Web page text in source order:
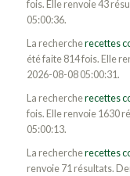
fois. Elle renvoie 43
05:00:36.
La rechercherecettes
été faite 814 fois. Elle
2026-08-08 05:00:31.
La rechercherecettes
fois. Elle renvoie 1630
05:00:13.
La rechercherecettes
renvoie 71 résultats.